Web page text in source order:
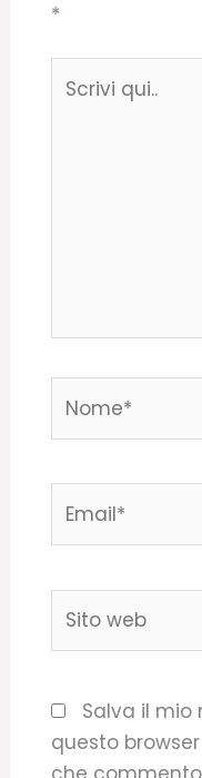
*
qui..
web
Salva il mio
questo